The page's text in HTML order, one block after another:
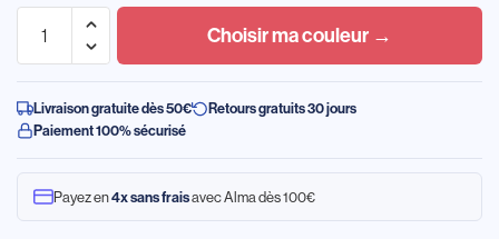
Choisir ma couleur →
Livraison gratuite dès 50€
Retours gratuits 30 jours
Paiement 100% sécurisé
Payez en4x sans fraisavec Alma dès 100€